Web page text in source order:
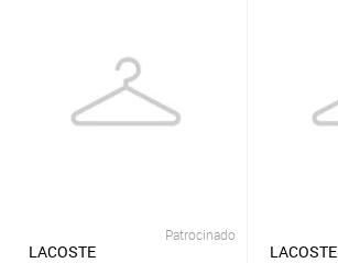
Patrocinado
LACOSTE
LACOSTE